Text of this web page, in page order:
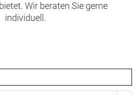
Wir beraten Sie gerne
individuell.